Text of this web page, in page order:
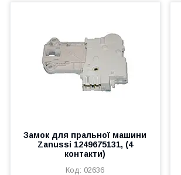
Замок для пральної машини
Zanussi 1249675131, (4
контакти)
02636